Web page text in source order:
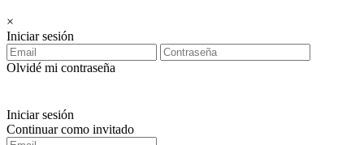
×
Iniciar sesión
Olvidé mi contraseña
Iniciar sesión
Continuar como invitado